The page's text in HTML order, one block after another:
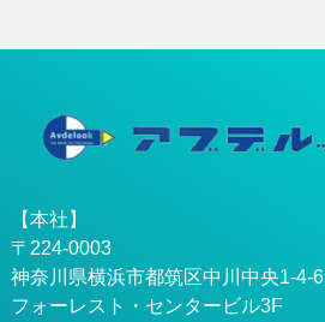
【本社】
〒224-0003
神奈川県横浜市都筑区中川中央1-4-6
フォーレスト・センタービル3F